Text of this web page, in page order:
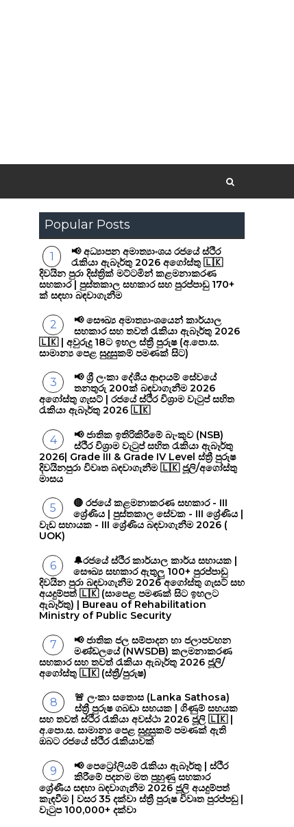
Popular Posts
📢 අධ්‍යාපන අමාත්‍යාංශය රජයේ ස්ථිර
රැකියා ඇබෑර්තු 2026 අගෝස්තු 🇱🇰
දිවයින පුරා දිස්ත්‍රික් මට්ටමින් කළමනාකරණ
සහකාර | පුස්තකාල සහකාර සහ පුරප්පාඩු 170+
ක් සඳහා බඳවාගැනීම
📢 සෞඛ්‍ය අමාත්‍යාංශයෙන් කාර්යාල
සහකාර සහ තවත් රැකියා ඇබෑර්තු 2026
🇱🇰 | අවුරුදු 18ට ඉහල ස්ත්‍රී පුරුෂ (අ.පො.ස.
සාමාන්‍ය පෙළ සුදුසුකම් පමණක් සිට)
📢 ශ්‍රී ලංකා දේශීය ආදායම් සේවයේ
තනතුරු 200ක් බඳවාගැනීම 2026
අගෝස්තු ගැසට් | රජයේ ස්ථිර විශ්‍රාම වැටුප් සහිත
රැකියා ඇබෑර්තු 2026 🇱🇰
📢 ජාතික ඉතිරිකිරීමේ බැංකුව (NSB)
ස්ථිර විශ්‍රාම වැටුප් සහිත රැකියා ඇබෑර්තු
2026| Grade III & Grade IV Level ස්ත්‍රී පුරුෂ
දිවයිනපුරා විවෘත බඳවාගැනීම 🇱🇰 ජූලි/අගෝස්තු
මාසය
🔴 රජයේ කළමනාකරණ සහකාර - III
ශ්‍රේණිය | පුස්තකාල සේවක - III ශ්‍රේණිය |
වැඩ සහායක - III ශ්‍රේණිය බඳවාගැනීම 2026 (
UOK)
🔔රජයේ ස්ථිර කාර්යාල කාර්ය සහායක |
සෞඛ්‍ය සහකාර ඇතුලු 100+ පුරප්පාඩු
දිවයින පුරා බඳවාගැනීම 2026 අගෝස්තු ගැසට් සහ
අයදුම්පත් 🇱🇰 (සාපෙළ පමණක් සිට ඉහලට
ඇබෑර්තු) | Bureau of Rehabilitation
Ministry of Public Security
📢 ජාතික ජල සම්පාදන හා ජලාපවහන
මණ්ඩලයේ (NWSDB) කලමනාකරණ
සහකාර සහ තවත් රැකියා ඇබෑර්තු 2026 ජූලි/
අගෝස්තු 🇱🇰 (ස්ත්‍රී/පුරුෂ)
🚨 ලංකා සතොස (Lanka Sathosa)
ස්ත්‍රී පුරුෂ ගබඩා සහයක | ගිණුම් සහයක
සහ තවත් ස්ථිර රැකියා අවස්ථා 2026 ජූලි 🇱🇰 |
අ.පො.ස. සාමාන්‍ය පෙළ සුදුසුකම් පමණක් ඇති
ඔබට රජයේ ස්ථිර රැකියාවක්
📢 පෙට්‍රෝලියම් රැකියා ඇබෑර්තු | ස්ථිර
කිරීමේ පදනම මත පුහුණු සහකාර
ශ්‍රේණීය සඳහා බඳවාගැනීම 2026 ජූලි අයදුම්පත්
කැඳවීම | වසර 35 දක්වා ස්ත්‍රී පුරුෂ විවෘත පුරප්පඩු |
වැටුප 100,000+ දක්වා